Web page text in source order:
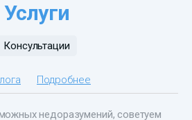
Услуги
Консультации
Подробнее
недоразумений, советуем